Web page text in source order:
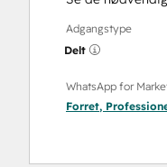
Adgangstype
Delt
WhatsApp for
Forret,